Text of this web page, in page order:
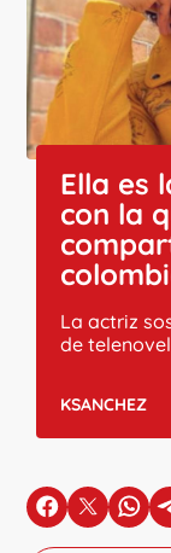
Ella es
con la
La actriz
de
KSANCHEZ
en Facebook
en Xen